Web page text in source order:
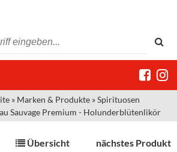
» Marken & Produkte »Spirituosen
Sauvage Premium - Holunderblütenlikör
Übersicht nächstes Produkt